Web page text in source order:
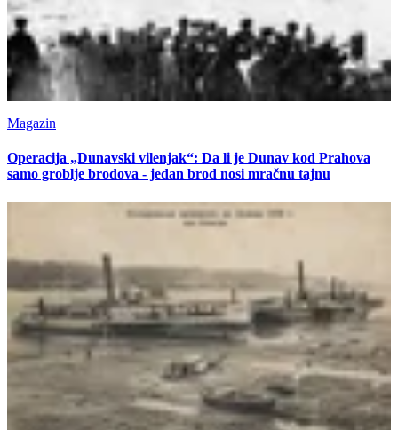
Magazin
Operacija „Dunavski vilenjak“: Da li je Dunav kod Prahova
samo groblje brodova - jedan brod nosi mračnu tajnu